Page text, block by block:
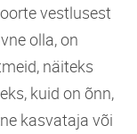
vestlusest
olla, on
näiteks
kuid on õnn,
kasvataja või